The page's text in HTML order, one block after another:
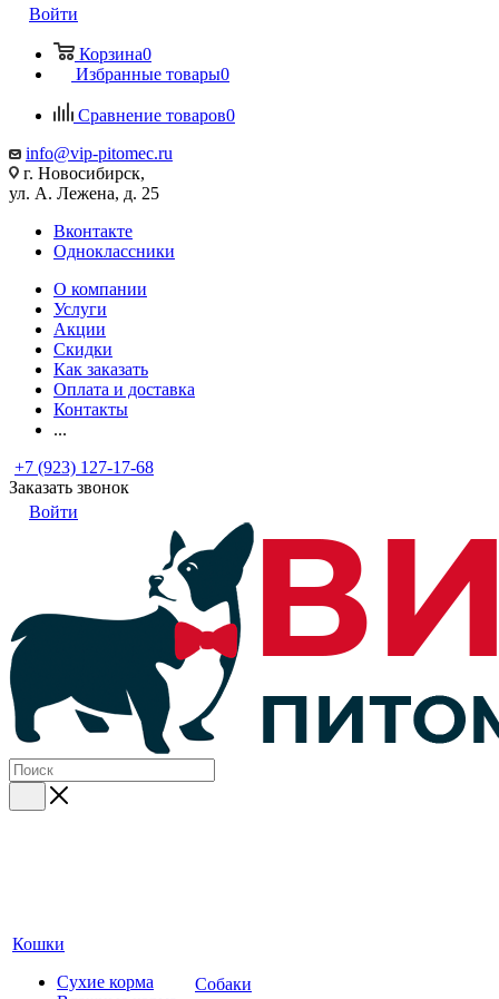
Войти
Корзина0
Избранные товары0
Сравнение товаров0
info@vip-pitomec.ru
г. Новосибирск,
ул. А. Лежена, д. 25
Вконтакте
Одноклассники
О компании
Услуги
Акции
Скидки
Как заказать
Оплата и доставка
Контакты
...
+7 (923) 127-17-68
Заказать звонок
Войти
Кошки
Сухие корма
Собаки